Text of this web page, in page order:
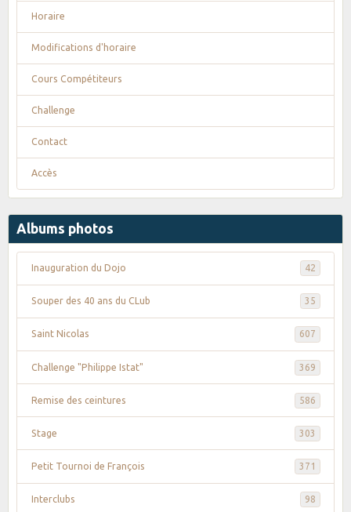
Horaire
Modifications d'horaire
Cours Compétiteurs
Challenge
Contact
Accès
Albums photos
Inauguration du Dojo 42
Souper des 40 ans du CLub 35
Saint Nicolas 607
Challenge "Philippe Istat" 369
Remise des ceintures 586
Stage 303
Petit Tournoi de François 371
Interclubs 98